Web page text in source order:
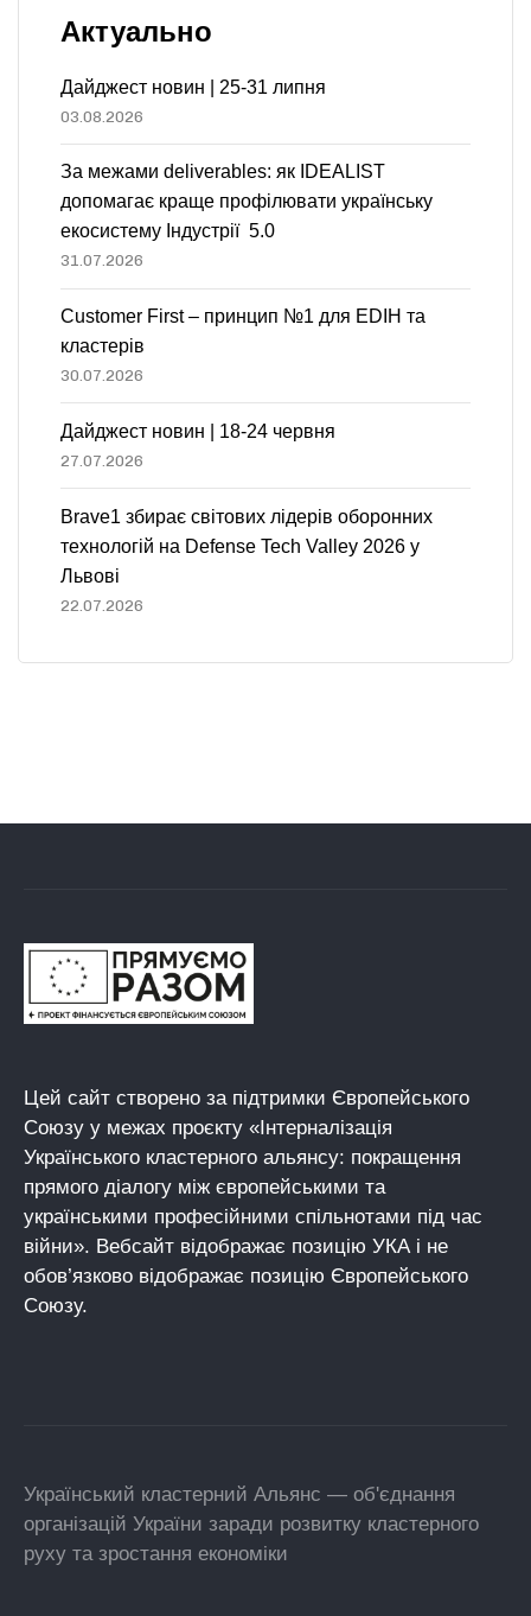
Актуально
Дайджест новин | 25-31 липня
03.08.2026
За межами deliverables: як IDEALIST
допомагає краще профілювати українську
екосистему Індустрії 5.0
31.07.2026
Customer First – принцип №1 для EDIH та
кластерів
30.07.2026
Дайджест новин | 18-24 червня
27.07.2026
Brave1 збирає світових лідерів оборонних
технологій на Defense Tech Valley 2026 у
Львові
22.07.2026
Цей сайт створено за підтримки Європейського
Союзу у межах проєкту «Інтерналізація
Українського кластерного альянсу: покращення
прямого діалогу між європейськими та
українськими професійними спільнотами під час
війни». Вебсайт відображає позицію УКА і не
обов’язково відображає позицію Європейського
Союзу.
Український кластерний Альянс — об'єднання
організацій України заради розвитку кластерного
руху та зростання економіки